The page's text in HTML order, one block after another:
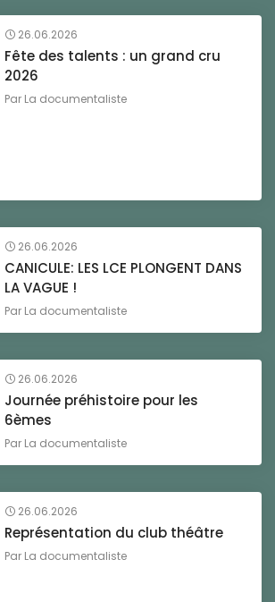
26.06.2026
Fête des talents : un grand cru
2026
Par La documentaliste
26.06.2026
CANICULE: LES LCE PLONGENT DANS
LA VAGUE !
Par La documentaliste
26.06.2026
Journée préhistoire pour les
6èmes
Par La documentaliste
26.06.2026
Représentation du club théâtre
Par La documentaliste